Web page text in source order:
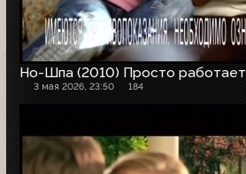
Но-Шпа (2010) Просто работает
3 мая 2026, 23:50 184